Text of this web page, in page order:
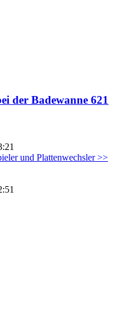
der Badewanne 621
und Plattenwechsler >>